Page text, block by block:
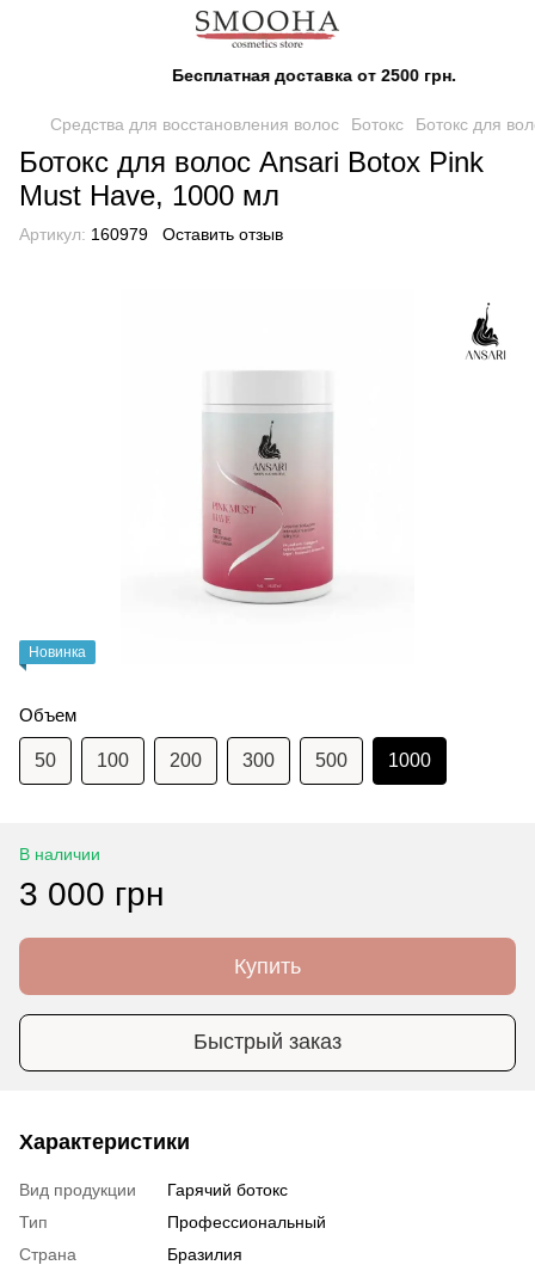
Бесплатная доставка от 2500 грн.
Средства для восстановления волос Ботокс Ботокс для
Ботокс для волос Ansari Botox Pink
Must Have, 1000 мл
Артикул: 160979 Оставить отзыв
Новинка
Объем
50 100 200 300 500 1000
В наличии
3 000 грн
Купить
Быстрый заказ
Характеристики
Вид продукции
Гарячий ботокс
Тип
Профессиональный
Страна
Бразилия